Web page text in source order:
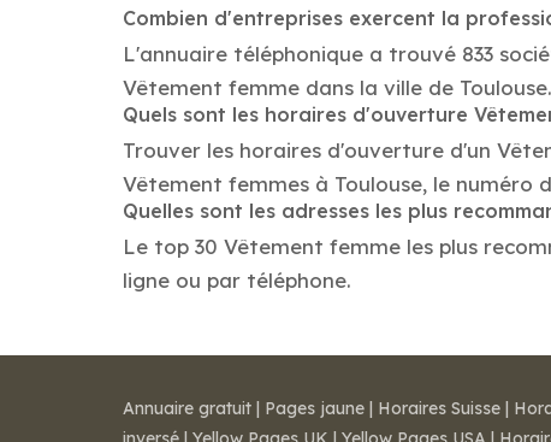
Combien d'entreprises exercent la
L'annuaire téléphonique a trouvé 833
Vêtement femme dans la ville de Toulouse.
Quels sont les horaires d'ouverture
Trouver les horaires d'ouverture d'un
Vêtement femmes à Toulouse, le numéro
Quelles sont les adresses les plus
Le top 30 Vêtement femme les plus
ligne ou par téléphone.
Annuaire gratuit | Pages jaune | Horaires Suisse |